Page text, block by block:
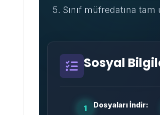
5. Sınıf müfredatına
Sosyal
1
Dosyaları İndir: